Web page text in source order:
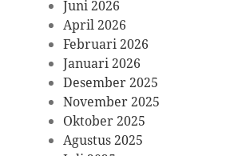
Juni 2026
April 2026
Februari 2026
Januari 2026
Desember 2025
November 2025
Oktober 2025
Agustus 2025